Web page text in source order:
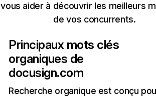
vous aider à découvrir les meilleurs
de vos concurrents.
Principaux mots clés
organiques de
docusign.com
Recherche organique est conçu